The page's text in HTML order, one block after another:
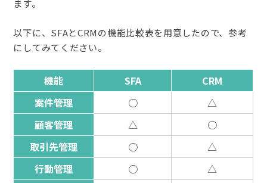
ます。
以下に、SFAとCRMの機能比較表を用意したので、参考
にしてみてください。
機能 SFA
CRM
案件管理
○
△
顧客管理
△
○
取引先管理
○
△
行動管理
○
△